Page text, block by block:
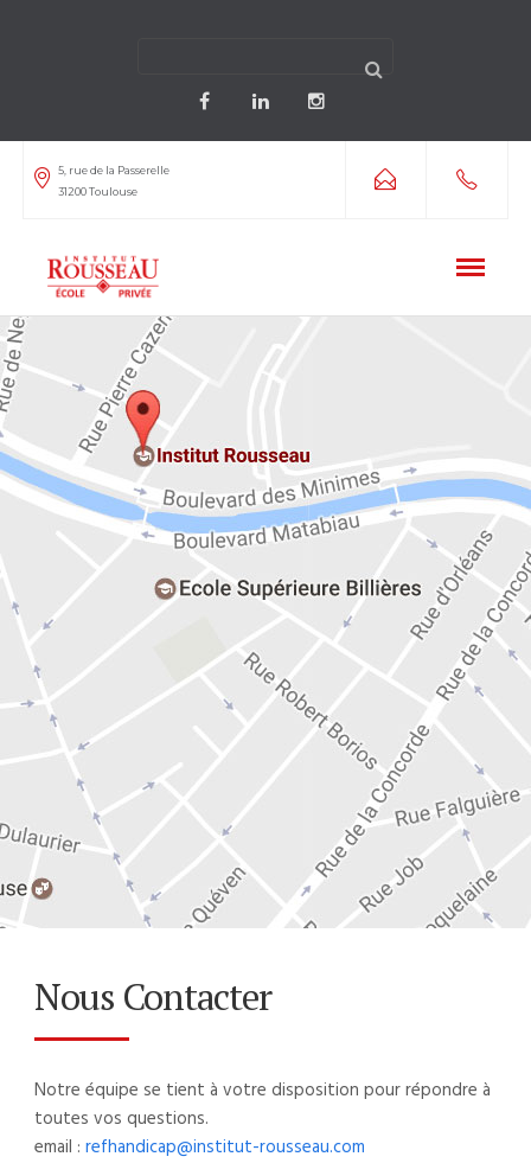
5, rue de la Passerelle
31200 Toulouse
Nous Contacter
Notre équipe se tient à votre disposition pour répondre à
toutes vos questions.
email : refhandicap@institut-rousseau.com